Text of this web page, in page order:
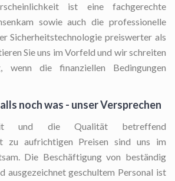
ist eine fachgerechte
sowie auch die professionelle
Sicherheitstechnologie preiswerter als
Sie uns im Vorfeld und wir schreiten
wenn die finanziellen Bedingungen
noch was - unser Versprechen
und die Qualität betreffend
zu aufrichtigen Preisen sind uns im
Die Beschäftigung von beständig
ausgezeichnet geschultem Personal ist